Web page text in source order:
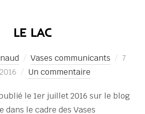
LE LAC
Vases communicants
7
Un commentaire
le 1er juillet 2016 sur le blog
dans le cadre des Vases